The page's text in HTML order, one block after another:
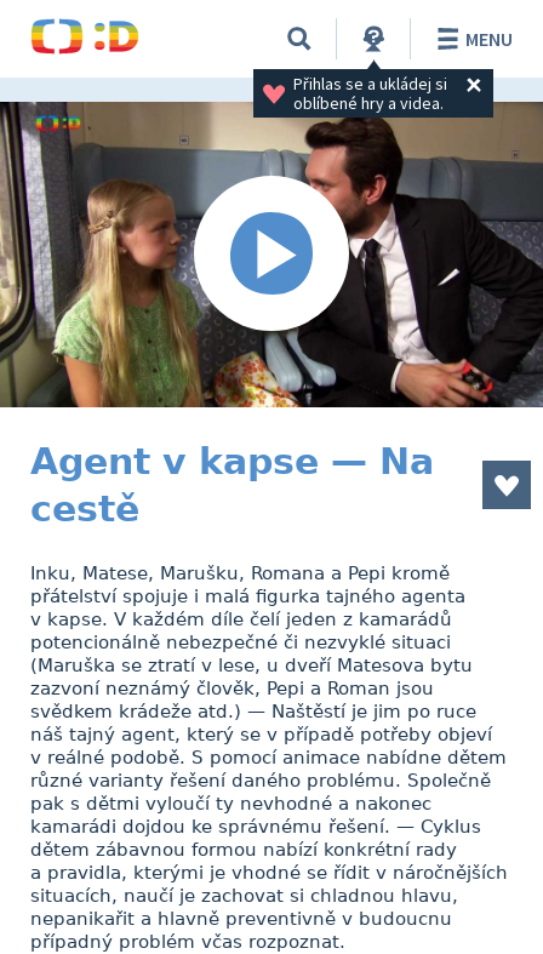
Přihlas se a ukládej si
oblíbené hry a videa.
MENU
Agent v kapse — Na
cestě
Inku, Matese, Marušku, Romana a Pepi kromě
přátelství spojuje i malá figurka tajného agenta
v kapse. V každém díle čelí jeden z kamarádů
potencionálně nebezpečné či nezvyklé situaci
(Maruška se ztratí v lese, u dveří Matesova bytu
zazvoní neznámý člověk, Pepi a Roman jsou
svědkem krádeže atd.) — Naštěstí je jim po ruce
náš tajný agent, který se v případě potřeby objeví
v reálné podobě. S pomocí animace nabídne dětem
různé varianty řešení daného problému. Společně
pak s dětmi vyloučí ty nevhodné a nakonec
kamarádi dojdou ke správnému řešení. — Cyklus
dětem zábavnou formou nabízí konkrétní rady
a pravidla, kterými je vhodné se řídit v náročnějších
situacích, naučí je zachovat si chladnou hlavu,
nepanikařit a hlavně preventivně v budoucnu
případný problém včas rozpoznat.